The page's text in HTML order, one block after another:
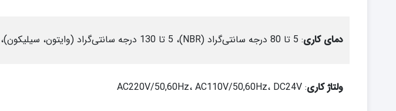
دمای کاری: 5 تا 80 درجه سانتی‌گراد (NBR)، 5 تا 130 درجه سانتی‌گراد (وایتون، سیلیکون)، بخار تا 185 درجه سانتی‌گراد
ولتاژ کاری: AC220V/50,60Hz، AC110V/50,60Hz، DC24V